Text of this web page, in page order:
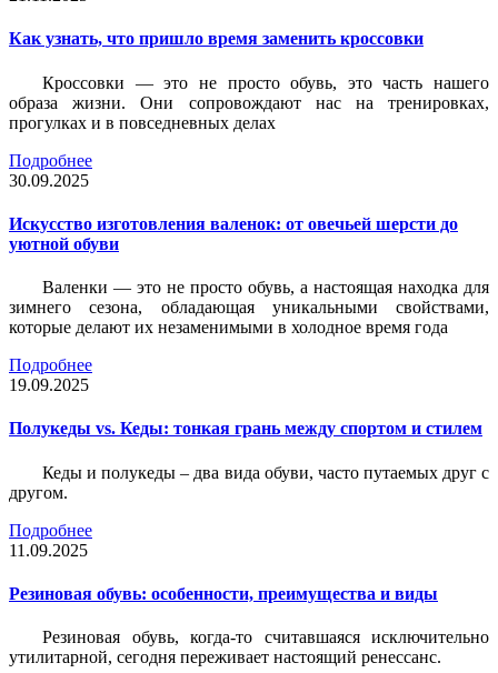
Как узнать, что пришло время заменить кроссовки
Кроссовки — это не просто обувь, это часть нашего
образа жизни. Они сопровождают нас на тренировках,
прогулках и в повседневных делах
Подробнее
30.09.2025
Искусство изготовления валенок: от овечьей шерсти до
уютной обуви
Валенки — это не просто обувь, а настоящая находка для
зимнего сезона, обладающая уникальными свойствами,
которые делают их незаменимыми в холодное время года
Подробнее
19.09.2025
Полукеды vs. Кеды: тонкая грань между спортом и стилем
Кеды и полукеды – два вида обуви, часто путаемых друг с
другом.
Подробнее
11.09.2025
Резиновая обувь: особенности, преимущества и виды
Резиновая обувь, когда-то считавшаяся исключительно
утилитарной, сегодня переживает настоящий ренессанс.